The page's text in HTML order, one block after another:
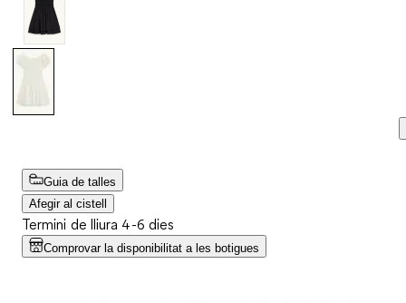
Guia de talles
Afegir al cistell
Termini de lliura 4-6 dies
Comprovar la disponibilitat a les botigues